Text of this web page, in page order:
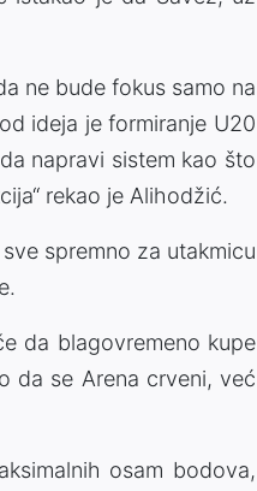
ne bude fokus samo na
ideja je formiranje U20
napravi sistem kao što
rekao je Alihodžić.
spremno za utakmicu
da blagovremeno kupe
da se Arena crveni, već
osam bodova,